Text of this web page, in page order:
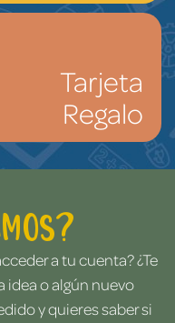
Tarjeta
Regalo
a tu cuenta? ¿Te
idea o algún nuevo
y quieres saber si